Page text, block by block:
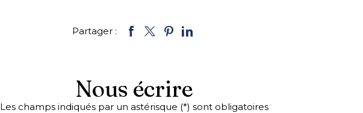
Partager :
Nous écrire
Les champs indiqués par un astérisque (*) sont obligatoires